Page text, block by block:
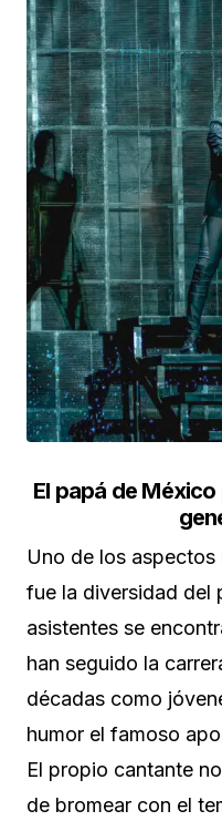
El papá de
Uno de los
fue la diversidad del
asistentes se
han seguido la
décadas como
humor el famoso
El propio cantante
de bromear con el